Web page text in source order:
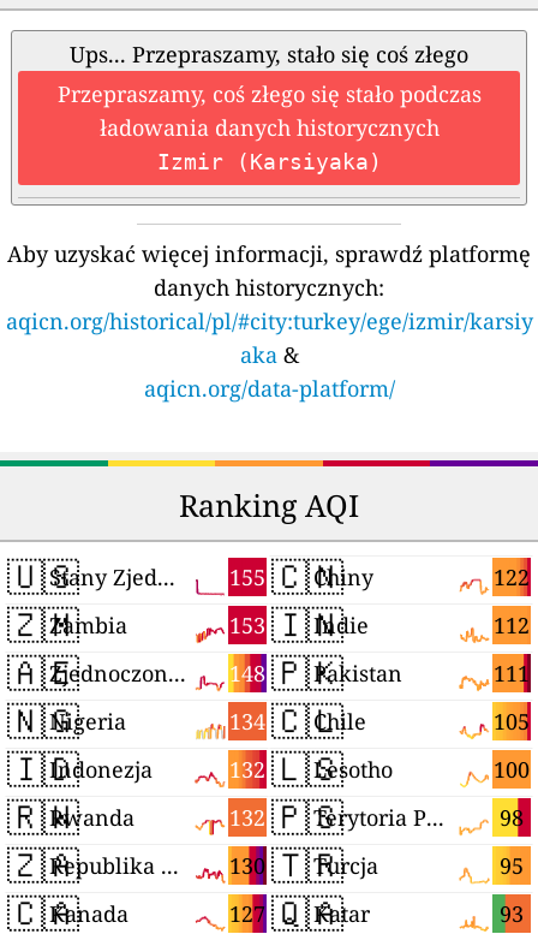
Ups... Przepraszamy, stało się coś złego
Przepraszamy, coś złego się stało podczas
ładowania danych historycznych
Izmir (Karsiyaka)
Aby uzyskać więcej informacji, sprawdź platformę
danych historycznych:
aqicn.org/historical/pl/#city:turkey/ege/izmir/karsiy
aka&
aqicn.org/data-platform/
Ranking AQI
🇺🇸 155
Stany Zjednoczone
🇿🇲 153
Zambia
🇦🇪 148
Zjednoczone Emiraty Arabskie
🇳🇬 134
Nigeria
🇮🇩 132
Indonezja
🇷🇼 132
Rwanda
🇿🇦 130
Republika Południowej Afryki
🇨🇦 127
Kanada
🇨🇳 122
Chiny
🇮🇳 112
Indie
🇵🇰 111
Pakistan
🇨🇱 105
Chile
🇱🇸 100
Lesotho
🇵🇸 98
Terytoria Palestyńskie
🇹🇷 95
Turcja
🇶🇦 93
Katar